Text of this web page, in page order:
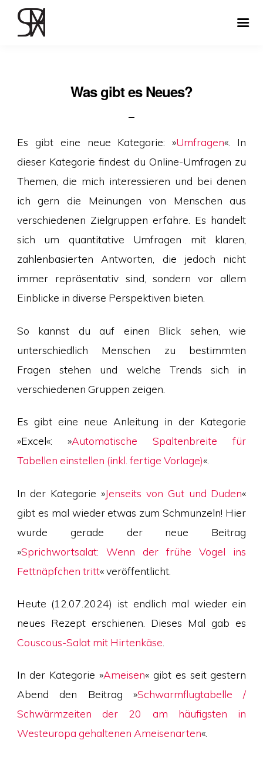
Was gibt es Neues?
Es gibt eine neue Kategorie: »Umfragen«. In
dieser Kategorie findest du Online-Umfragen zu
Themen, die mich interessieren und bei denen
ich gern die Meinungen von Menschen aus
verschiedenen Zielgruppen erfahre. Es handelt
sich um quantitative Umfragen mit klaren,
zahlenbasierten Antworten, die jedoch nicht
immer repräsentativ sind, sondern vor allem
Einblicke in diverse Perspektiven bieten.
So kannst du auf einen Blick sehen, wie
unterschiedlich Menschen zu bestimmten
Fragen stehen und welche Trends sich in
verschiedenen Gruppen zeigen.
Es gibt eine neue Anleitung in der Kategorie
»Excel«: »Automatische Spaltenbreite für
Tabellen einstellen (inkl. fertige Vorlage)«.
In der Kategorie »Jenseits von Gut und Duden«
gibt es mal wieder etwas zum Schmunzeln! Hier
wurde gerade der neue Beitrag
»Sprichwortsalat: Wenn der frühe Vogel ins
Fettnäpfchen tritt« veröffentlicht.
Heute (12.07.2024) ist endlich mal wieder ein
neues Rezept erschienen. Dieses Mal gab es
Couscous-Salat mit Hirtenkäse
In der Kategorie »Ameisen« gibt es seit gestern
Abend den Beitrag »Schwarmflugtabelle /
Schwärmzeiten der 20 am häufigsten in
Westeuropa gehaltenen Ameisenarten«.